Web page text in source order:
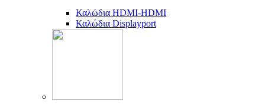
Καλώδια HDMI-HDMI
Καλώδια Displayport